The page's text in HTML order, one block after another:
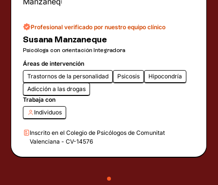
Profesional verificado por nuestro equipo clínico
Susana Manzaneque
Psicóloga con orientación Integradora
Áreas de intervención
Trastornos de la personalidad
Psicosis
Hipocondría
Adicción a las drogas
Trabaja con
Individuos
Inscrito en el Colegio de Psicólogos de Comunitat
Valenciana - CV-14576